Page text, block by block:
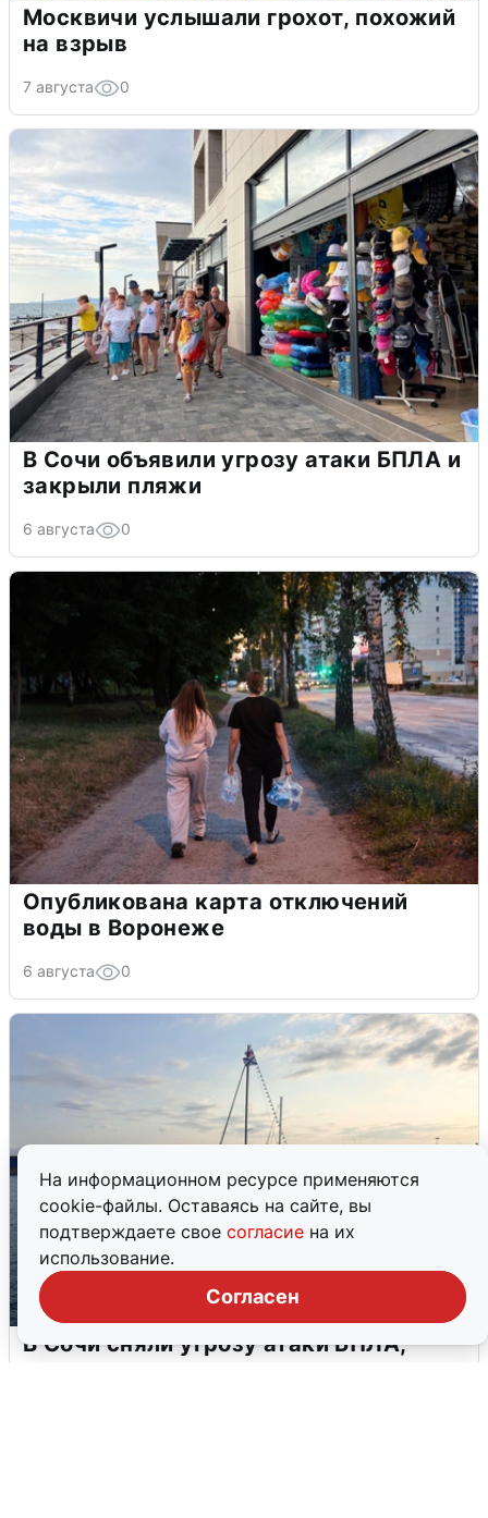
На информационном ресурсе применяются
cookie-файлы. Оставаясь на сайте, вы
подтверждаете свое согласие на их
использование.
Согласен
Москвичи услышали грохот, похожий
на взрыв
7 августа 0
В Сочи объявили угрозу атаки БПЛА и
закрыли пляжи
6 августа 0
Опубликована карта отключений
воды в Воронеже
6 августа 0
В Сочи сняли угрозу атаки БПЛА,